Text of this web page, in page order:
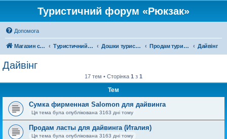
Туристичний форум «Рюкзак»
Допомога
Магазин спорядження Туристичний форум «Рюкзак» Дошки туристичних оголошень Продам туристичне спорядження Дайвінг
Дайвінг
17 тем • Сторінка 1 з 1
Тем
Сумка фирменная Salomon для дайвинга
Ця тема була опублікована 3163 дні тому
Продам ласты для дайвинга (Италия)
Ця тема була опублікована 3163 дні тому